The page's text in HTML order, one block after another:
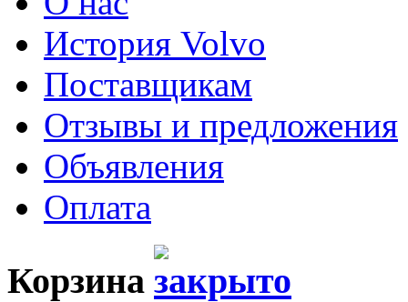
История Volvo
Поставщикам
Отзывы и предложения
Объявления
Оплата
Корзина